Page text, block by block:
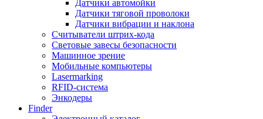
Датчики автомойки
Датчики тяговой проволоки
Датчики вибрации и наклона
Считыватели штрих-кода
Световые завесы безопасности
Машинное зрение
Мобильные компьютеры
Lasermarking
RFID-система
Энкодеры
Finder